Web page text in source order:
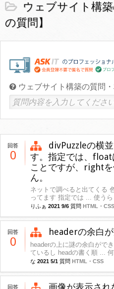
ウェブサイト構
の質問】
ウェブサイト構築の質問
回答
0
divPuzzleの横
す。指定では、
ことですが、right
ん。
ネットで調べると出てくる
ってます 指定では ... 使う
りふぁ 2021 9/6 質問 HTML・CSS
回答
0
headerの余白が
headerの上に謎の余白がで
ているし headの書く順 ...
な 2021 5/1 質問 HTML・CSS
回答